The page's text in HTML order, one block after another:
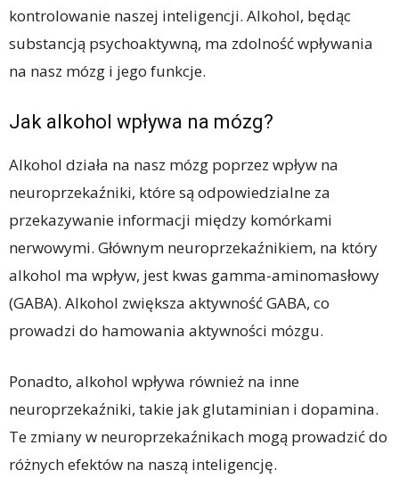
kontrolowanie naszej inteligencji. Alkohol, będąc
substancją psychoaktywną, ma zdolność wpływania
na nasz mózg i jego funkcje.
Jak alkohol wpływa na mózg?
Alkohol działa na nasz mózg poprzez wpływ na
neuroprzekaźniki, które są odpowiedzialne za
przekazywanie informacji między komórkami
nerwowymi. Głównym neuroprzekaźnikiem, na który
alkohol ma wpływ, jest kwas gamma-aminomasłowy
(GABA). Alkohol zwiększa aktywność GABA, co
prowadzi do hamowania aktywności mózgu.
Ponadto, alkohol wpływa również na inne
neuroprzekaźniki, takie jak glutaminian i dopamina.
Te zmiany w neuroprzekaźnikach mogą prowadzić do
różnych efektów na naszą inteligencję.